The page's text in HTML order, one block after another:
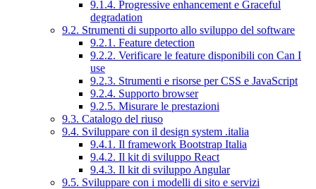
9.1.4. Progressive enhancement e Graceful
degradation
9.2. Strumenti di supporto allo sviluppo del software
9.2.1. Feature detection
9.2.2. Verificare le feature disponibili con Can I
use
9.2.3. Strumenti e risorse per CSS e JavaScript
9.2.4. Supporto browser
9.2.5. Misurare le prestazioni
9.3. Catalogo del riuso
9.4. Sviluppare con il design system .italia
9.4.1. Il framework Bootstrap Italia
9.4.2. Il kit di sviluppo React
9.4.3. Il kit di sviluppo Angular
9.5. Sviluppare con i modelli di sito e servizi